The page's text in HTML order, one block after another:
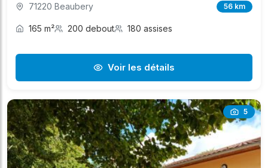
71220 Beaubery 56 km
165 m² 200 debout 180 assises
Voir les détails
5